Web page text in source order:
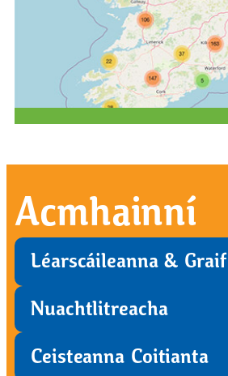
Acmhainní
Léarscáileanna & Graif
Nuachtlitreacha
Ceisteanna Coitianta